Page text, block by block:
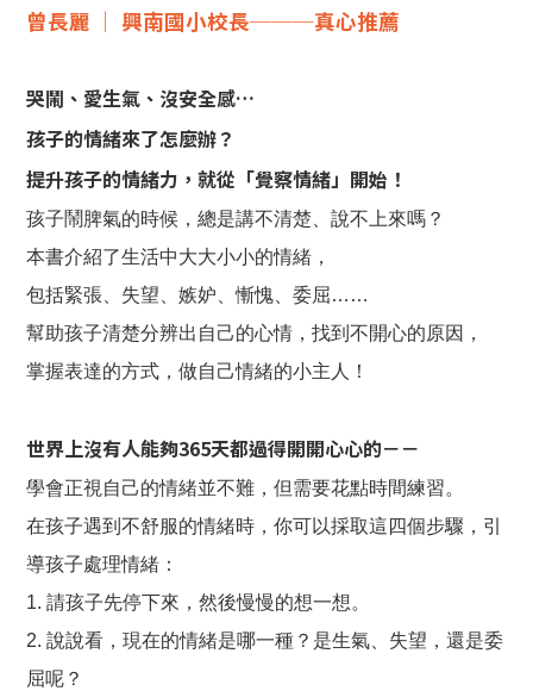
曾長麗 │ 興南國小校長───真心推薦
哭鬧、愛生氣、沒安全感…
孩子的情緒來了怎麼辦？
提升孩子的情緒力，就從「覺察情緒」開始！
孩子鬧脾氣的時候，總是講不清楚、說不上來嗎？
本書介紹了生活中大大小小的情緒，
包括緊張、失望、嫉妒、慚愧、委屈……
幫助孩子清楚分辨出自己的心情，找到不開心的原因，
掌握表達的方式，做自己情緒的小主人！
世界上沒有人能夠365天都過得開開心心的－－
學會正視自己的情緒並不難，但需要花點時間練習。
在孩子遇到不舒服的情緒時，你可以採取這四個步驟，引
導孩子處理情緒：
1. 請孩子先停下來，然後慢慢的想一想。
2. 說說看，現在的情緒是哪一種？是生氣、失望，還是委
屈呢？